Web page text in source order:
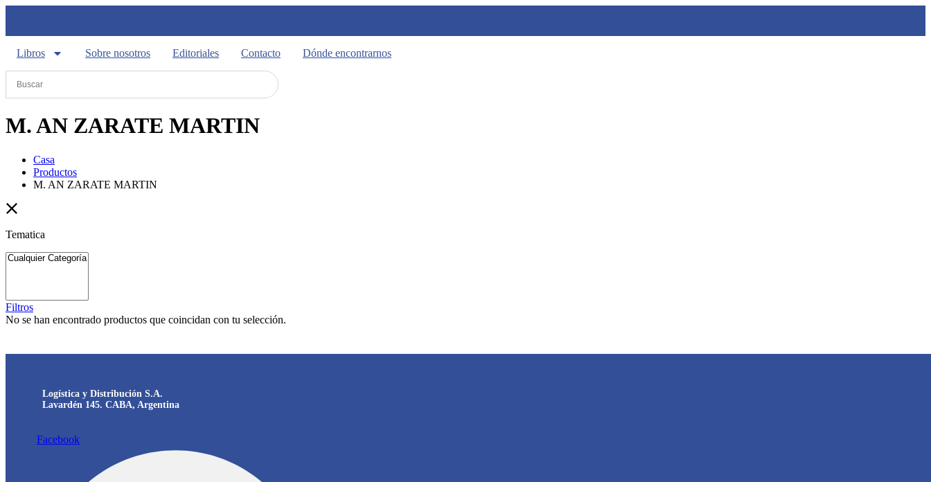
Libros Sobre nosotros Editoriales Contacto Dónde encontrarnos
M. AN ZARATE MARTIN
Casa
Productos
M. AN ZARATE MARTIN
Tematica
Filtros
No se han encontrado productos que coincidan con tu selección.
Logística y Distribución S.A.
Lavardén 145. CABA, Argentina
Facebook